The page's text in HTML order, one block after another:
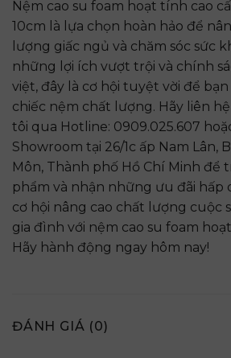
Nệm cao su foam hoạt tính cao
10cm là lựa chọn hoàn hảo để
lượng giấc ngủ và chăm sóc sức
những lợi ích vượt trội và chính
việt, đây là cơ hội tuyệt vời để
chiếc nệm chất lượng. Hãy liên
tôi qua Hotline: 0909.025.607
Showroom tại 26/1c ấp Nam Lân,
Môn, Thành phố Hồ Chí Minh để
phẩm và nhận những ưu đãi hấp
cơ hội nâng cao chất lượng cuộc
gia đình với nệm cao su foam
Hãy hành động ngay hôm nay!
ĐÁNH GIÁ (0)